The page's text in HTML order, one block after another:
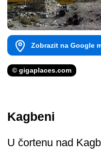
Zobrazit na Google
© gigaplaces.com
Kagbeni
U čortenu nad